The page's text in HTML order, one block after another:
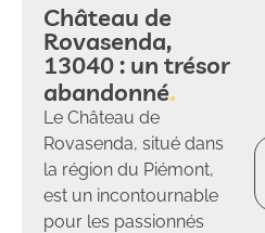
Château de
Rovasenda,
13040 : un trésor
abandonné
Le Château de
Rovasenda, situé dans
la région du Piémont,
est un incontournable
pour les passionnés